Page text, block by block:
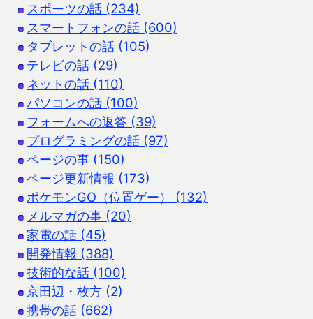
スポーツの話 (234)
スマートフォンの話 (600)
タブレットの話 (105)
テレビの話 (29)
ネットの話 (110)
パソコンの話 (100)
フォームへの返答 (39)
プログラミングの話 (97)
ページの事 (150)
ページ更新情報 (173)
ポケモンGO（位置ゲー） (132)
メルマガの事 (20)
家電の話 (45)
開発情報 (388)
技術的な話 (100)
京田辺・枚方 (2)
携帯の話 (662)